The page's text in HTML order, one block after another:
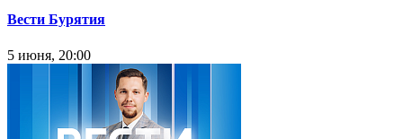
Вести Бурятия
5 июня, 20:00